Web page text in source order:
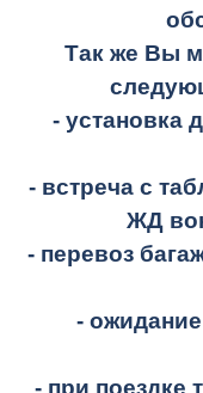
Так же Вы
- установка
- встреча с
ЖД
- перевоз
-
- при поездке